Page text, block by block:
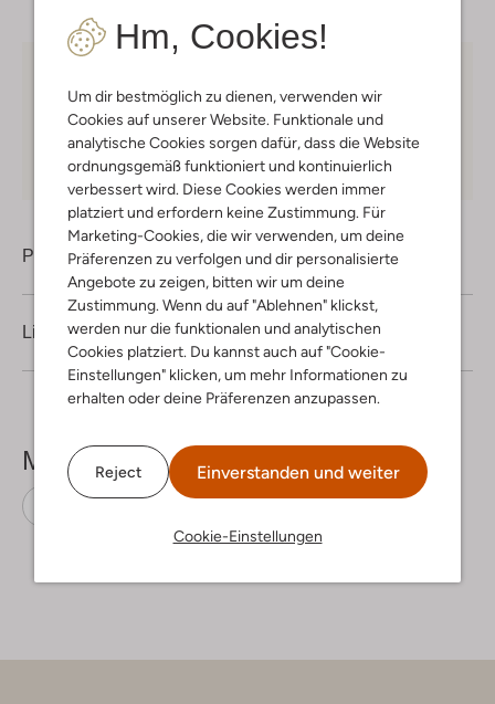
Hm, Cookies!
Um dir bestmöglich zu dienen, verwenden wir
Cookies auf unserer Website. Funktionale und
analytische Cookies sorgen dafür, dass die Website
ordnungsgemäß funktioniert und kontinuierlich
verbessert wird. Diese Cookies werden immer
platziert und erfordern keine Zustimmung. Für
Marketing-Cookies, die wir verwenden, um deine
Präferenzen zu verfolgen und dir personalisierte
Angebote zu zeigen, bitten wir um deine
Zustimmung. Wenn du auf "Ablehnen" klickst,
werden nur die funktionalen und analytischen
Cookies platziert. Du kannst auch auf "Cookie-
Einstellungen" klicken, um mehr Informationen zu
erhalten oder deine Präferenzen anzupassen.
Reject Einverstanden und weiter
Cookie-Einstellungen
Mitglieder in Deutschland
Kauf auf Rechnung 30 TagenRückgaberecht
Produktinformation
Lieferung & Rückgabe
Mehr sehen